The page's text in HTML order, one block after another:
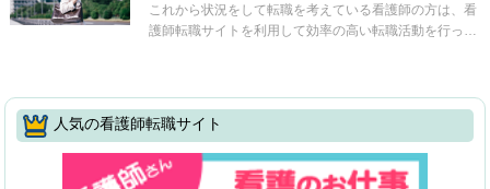
これから状況をして転職を考えている看護師の方は、看
護師転職サイトを利用して効率の高い転職活動を行っ…
人気の看護師転職サイト